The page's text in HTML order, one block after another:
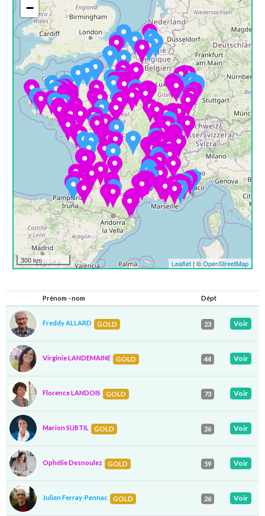
−
300 km Leaflet | ©OpenStreetMap
Prénom - nom Dépt
Freddy ALLARD GOLD 23 Voir
Virginie LANDEMAINE GOLD 44 Voir
Florence LANDOIS GOLD 73 Voir
Marion SUBTIL GOLD 26 Voir
Ophélie Desnoulez GOLD 59 Voir
Julien Ferray-Pennac GOLD 26 Voir